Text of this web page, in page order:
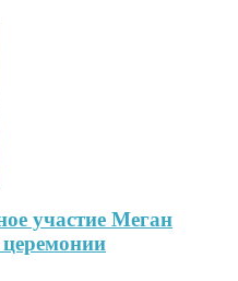
участие Меган